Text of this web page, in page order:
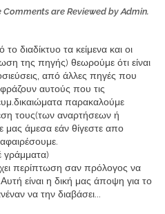
are Reviewed by Admin.
διαδίκτυο τα κείμενα και οι
της πηγής) θεωρούμε ότι είναι
από άλλες πηγές που
αυτούς που τις
παρακαλούμε
τους(των αναρτήσεων ή
άμεσα εάν θίγεστε απο
γράμματα)
περίπτωση σαν πρόλογος να
είναι η δική μας άποψη για το
να την διαβάσει...